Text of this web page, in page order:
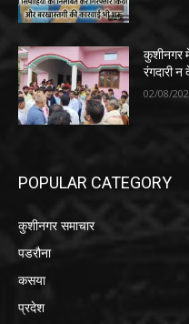
कुशीनगर
रंगदारी
02/08/
POPULAR CATEGORY
कुशीनगर समाचार
पडरौना
कसया
प्रदेश